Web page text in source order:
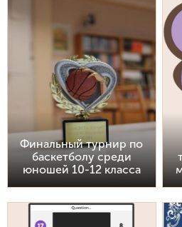
Финальный турнир по
баскетболу среди
юношей 10-12 класса